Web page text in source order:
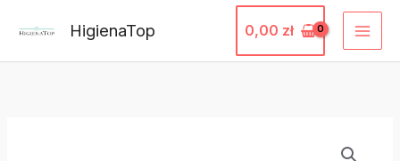
treści
HigienaTop 0,00 zł